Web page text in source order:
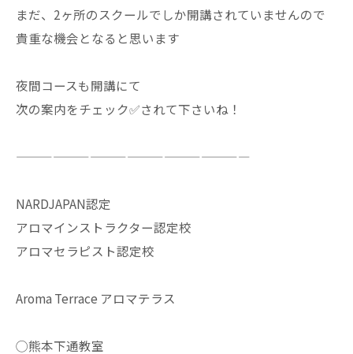
まだ、2ヶ所のスクールでしか開講されていませんので
貴重な機会となると思います
夜間コースも開講にて
次の案内をチェック✅されて下さいね！
———————————————————
NARDJAPAN認定
アロマインストラクター認定校
アロマセラピスト認定校
Aroma Terrace アロマテラス
◯熊本下通教室